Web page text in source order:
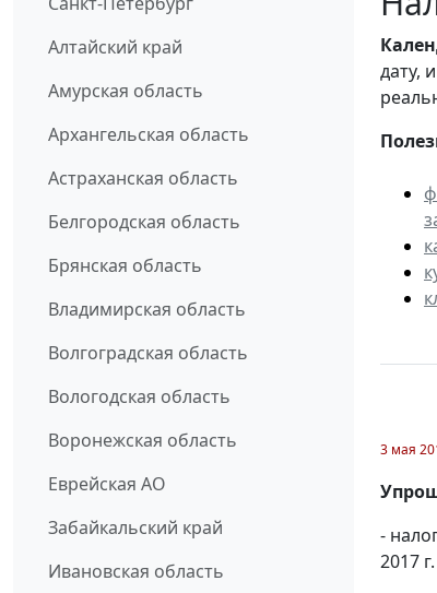
Алтайский край
Амурская область
Архангельская область
Астраханская область
Белгородская область
Брянская область
Владимирская область
Волгоградская область
Вологодская область
Воронежская область
Еврейская АО
Забайкальский край
Ивановская область
дату,
3 мая
-
2017 г.